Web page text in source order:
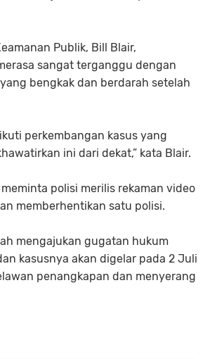
Publik, Bill Blair,
sangat terganggu dengan
bengkak dan berdarah setelah
perkembangan kasus yang
ini dari dekat,” kata Blair.
polisi merilis rekaman video
memberhentikan satu polisi.
mengajukan gugatan hukum
kasusnya akan digelar pada 2 Juli
penangkapan dan menyerang